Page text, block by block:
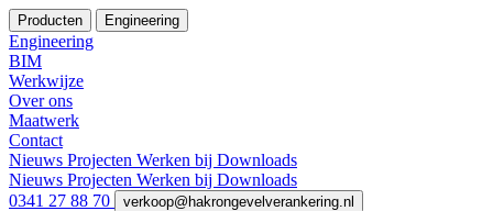
Producten Engineering
Engineering
BIM
Werkwijze
Over ons
Maatwerk
Contact
Nieuws Projecten Werken bij Downloads
Nieuws Projecten Werken bij Downloads
0341 27 88 70
verkoop@hakrongevelverankering.nl